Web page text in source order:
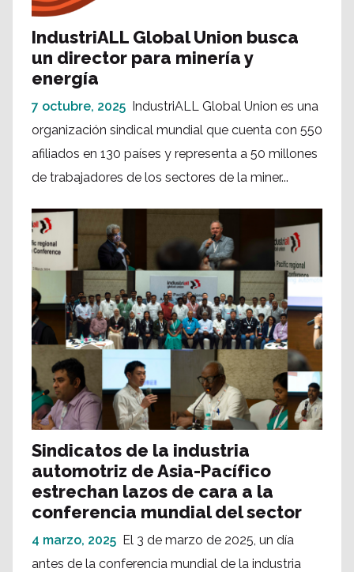
IndustriALL Global Union busca
un director para minería y
energía
7 octubre, 2025 IndustriALL Global Union es una
organización sindical mundial que cuenta con 550
afiliados en 130 países y representa a 50 millones
de trabajadores de los sectores de la miner...
Sindicatos de la industria
automotriz de Asia-Pacífico
estrechan lazos de cara a la
conferencia mundial del sector
4 marzo, 2025 El 3 de marzo de 2025, un día
antes de la conferencia mundial de la industria